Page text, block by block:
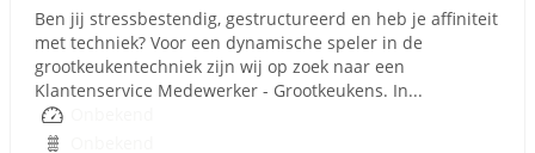
Ben jij stressbestendig, gestructureerd en heb je affiniteit
met techniek? Voor een dynamische speler in de
grootkeukentechniek zijn wij op zoek naar een
Klantenservice Medewerker - Grootkeukens. In...